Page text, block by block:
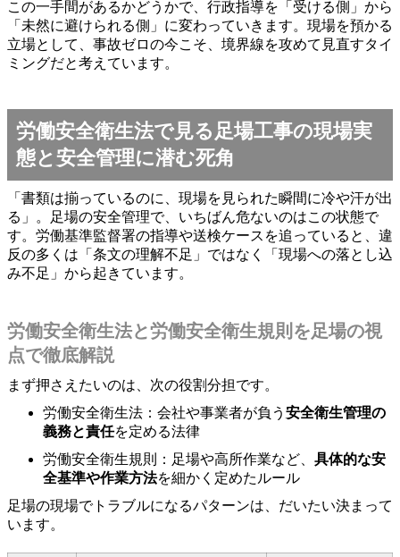
この一手間があるかどうかで、行政指導を「受ける側」から
「未然に避けられる側」に変わっていきます。現場を預かる
立場として、事故ゼロの今こそ、境界線を攻めて見直すタイ
ミングだと考えています。
労働安全衛生法で見る足場工事の現場実
態と安全管理に潜む死角
「書類は揃っているのに、現場を見られた瞬間に冷や汗が出
る」。足場の安全管理で、いちばん危ないのはこの状態で
す。労働基準監督署の指導や送検ケースを追っていると、違
反の多くは「条文の理解不足」ではなく「現場への落とし込
み不足」から起きています。
労働安全衛生法と労働安全衛生規則を足場の視
点で徹底解説
まず押さえたいのは、次の役割分担です。
労働安全衛生法：会社や事業者が負う 安全衛生管理の
義務と責任を定める法律
労働安全衛生規則：足場や高所作業など、 具体的な安
全基準や作業方法を細かく定めたルール
足場の現場でトラブルになるパターンは、だいたい決まって
います。